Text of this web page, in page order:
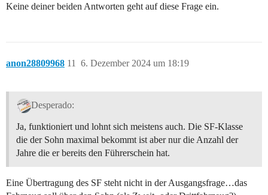
Keine deiner beiden Antworten geht auf diese Frage ein.
anon28809968 6. Dezember 2024 um 18:19
11
Desperado:
Ja, funktioniert und lohnt sich meistens auch. Die SF-Klasse
die der Sohn maximal bekommt ist aber nur die Anzahl der
Jahre die er bereits den Führerschein hat.
Eine Übertragung des SF steht nicht in der Ausgangsfrage…das